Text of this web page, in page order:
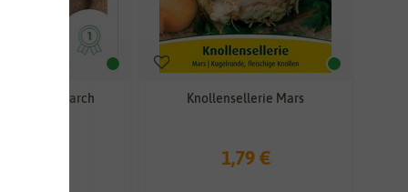
Monarch Knollensellerie Mars
1,79 €